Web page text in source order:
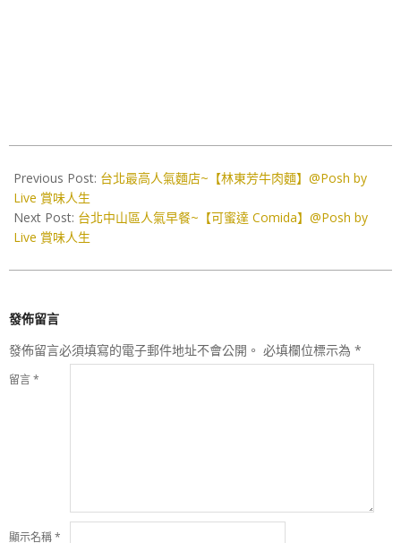
04-
15
Previous Post: 台北最高人氣麵店~【林東芳牛肉麵】@Posh by
Live 賞味人生
Next Post: 台北中山區人氣早餐~【可蜜達 Comida】@Posh by
Live 賞味人生
發佈留言
發佈留言必須填寫的電子郵件地址不會公開。 必填欄位標示為 *
留言*
顯示名稱*